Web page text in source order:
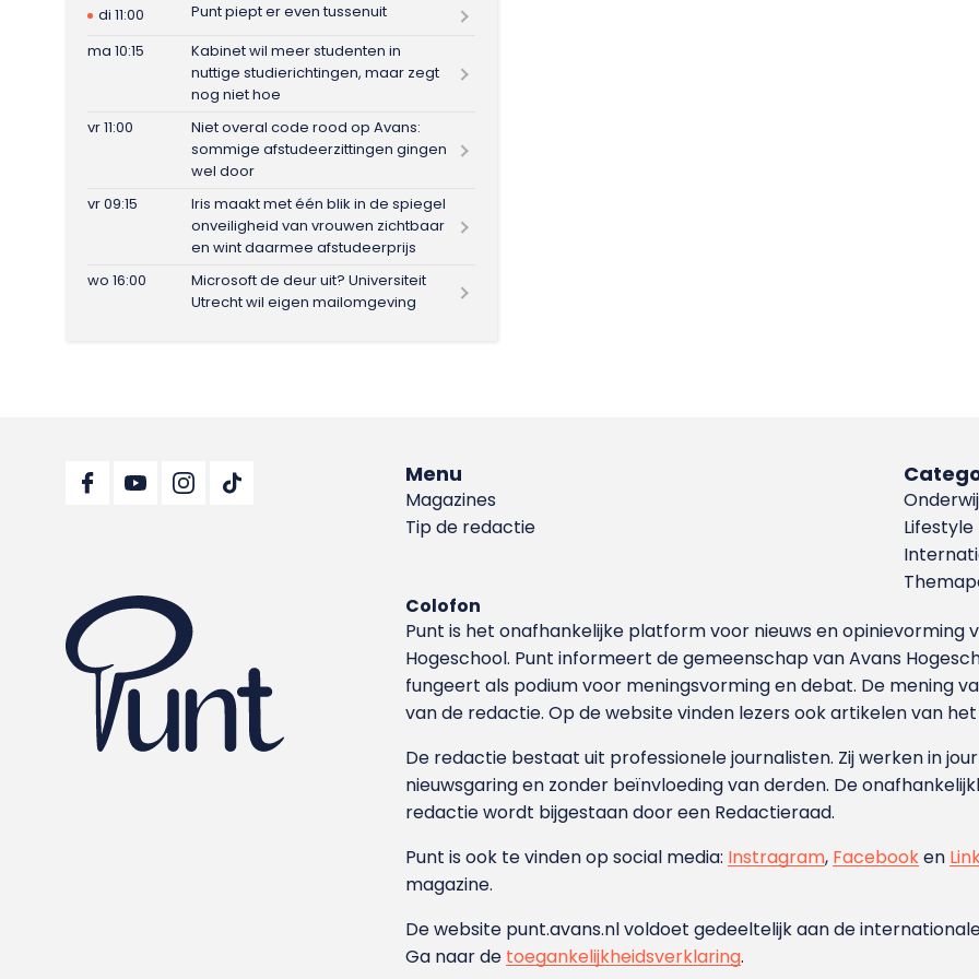
di 11:00
Punt piept er even tussenuit
ma 10:15
Kabinet wil meer studenten in
nuttige studierichtingen, maar zegt
nog niet hoe
vr 11:00
Niet overal code rood op Avans:
sommige afstudeerzittingen gingen
wel door
vr 09:15
Iris maakt met één blik in de spiegel
onveiligheid van vrouwen zichtbaar
en wint daarmee afstudeerprijs
wo 16:00
Microsoft de deur uit? Universiteit
Utrecht wil eigen mailomgeving
Menu
Magazines
Tip de redactie
Lifestyle
Colofon
Punt is het onafhankelijke platform voor nieuws en opinievorming
Hoge­school. Punt informeert de gemeenschap van Avans
fungeert als podium voor meningsvorming en debat. De mening
van de redactie. Op de website vinden lezers ook artikelen van het
De redactie bestaat uit professionele journalisten. Zij werken in
nieuwsgaring en zonder beïnvloeding van derden. De
redactie wordt bijgestaan door een Redactieraad.
Punt is ook te vinden op social media: Instragram, Facebooken
magazine.
De website punt.avans.nl voldoet gedeeltelijk aan de
Ga naar de toegankelijkheidsverklaring.